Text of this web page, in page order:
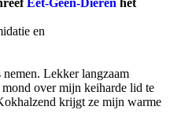
Eet-Geen-Dieren het
en
Lekker langzaam
over mijn keiharde lid te
krijgt ze mijn warme